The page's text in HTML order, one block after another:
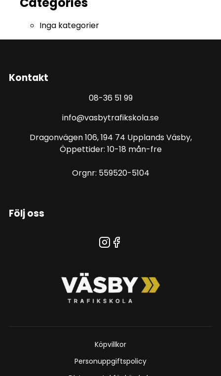
Inga kategorier
Kontakt
08-36 51 99
info@vasbytrafikskola.se
Dragonvägen 106, 194 74 Upplands Väsby,
Öppettider: 10-18 mån-fre
Orgnr: 559520-5104
Följ oss
Köpvillkor
Personuppgiftspolicy